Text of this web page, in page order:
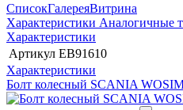
СписокГалереяВитрина
Характеристики Аналогичные
Характеристики
Артикул EB91610
Характеристики
Болт колесный SCANIA